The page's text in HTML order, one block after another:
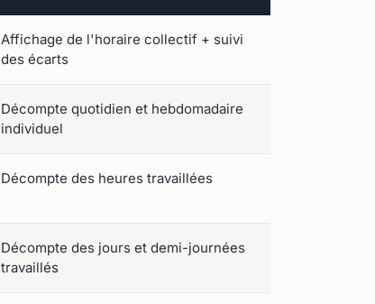
Affichage de l'horaire collectif + suivi
des écarts
Décompte quotidien et hebdomadaire
individuel
Décompte des heures travaillées
Décompte des jours et demi-journées
travaillés